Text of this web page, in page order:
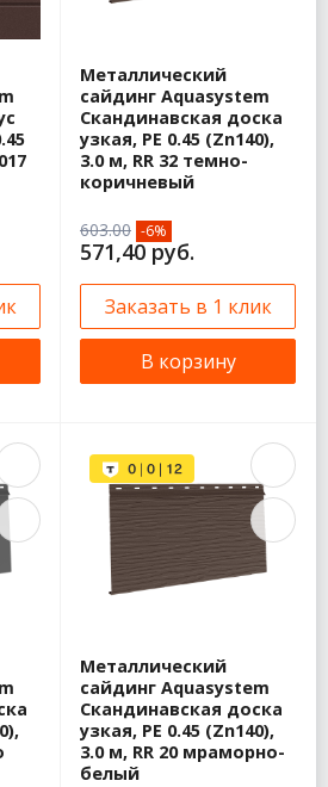
Металлический
сайдинг Aquasystem
Скандинавская доска
узкая, PE 0.45 (Zn140),
3.0 м, RR 32 темно-
коричневый
603.00 -6%
571,40 руб.
Заказать в 1 клик
В корзину
Металлический
сайдинг Aquasystem
Скандинавская доска
узкая, PE 0.45 (Zn140),
3.0 м, RR 20 мраморно-
белый